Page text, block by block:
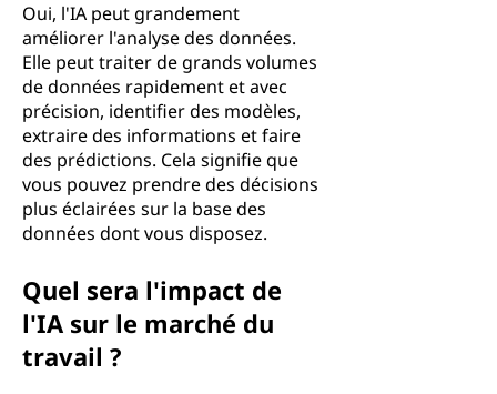
Oui, l'IA peut grandement
améliorer l'analyse des données.
Elle peut traiter de grands volumes
de données rapidement et avec
précision, identifier des modèles,
extraire des informations et faire
des prédictions. Cela signifie que
vous pouvez prendre des décisions
plus éclairées sur la base des
données dont vous disposez.
Quel sera l'impact de
l'IA sur le marché du
travail ?